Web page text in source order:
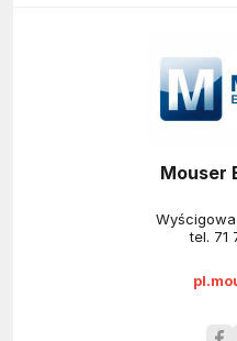
Mouser
tel. 71